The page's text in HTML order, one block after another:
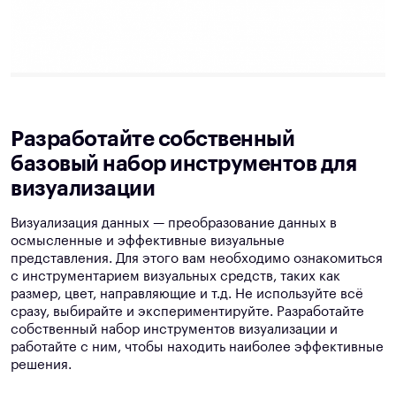
Разработайте собственный
базовый набор инструментов для
визуализации
Визуализация данных — преобразование данных в
осмысленные и эффективные визуальные
представления. Для этого вам необходимо ознакомиться
с инструментарием визуальных средств, таких как
размер, цвет, направляющие и т.д. Не используйте всё
сразу, выбирайте и экспериментируйте. Разработайте
собственный набор инструментов визуализации и
работайте с ним, чтобы находить наиболее эффективные
решения.